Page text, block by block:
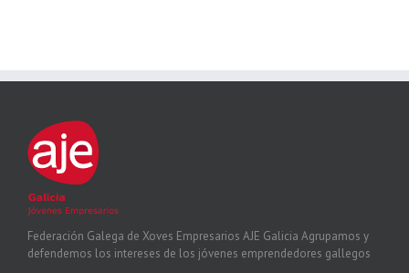
Federación Galega de Xoves Empresarios AJE Galicia Agrupamos y
defendemos los intereses de los jóvenes emprendedores gallegos